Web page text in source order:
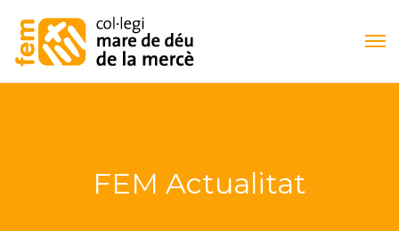
FEM Actualitat